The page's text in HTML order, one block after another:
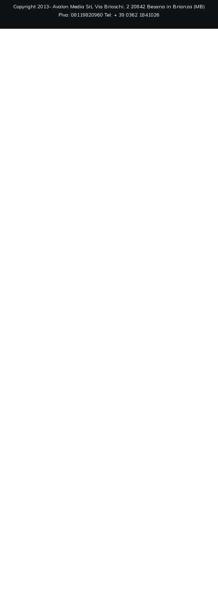
Copyright 2013- Avalon Media SrL Via Brioschi, 2 20842 Besana in Brianza (MB)
PIva: 08119820960 Tel: + 39 0362 1841026